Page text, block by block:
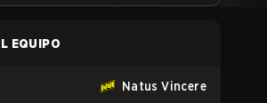
EQUIPO
Natus Vincere